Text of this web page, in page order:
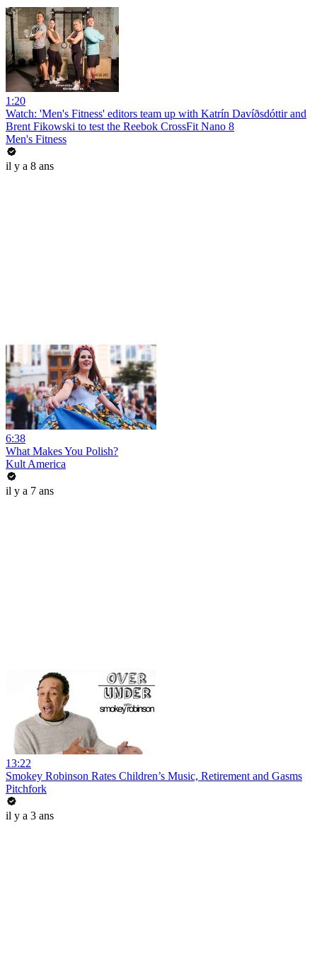
1:20
Watch: 'Men's Fitness' editors team up with Katrín Davíðsdóttir and
Brent Fikowski to test the Reebok CrossFit Nano 8
Men's Fitness
il y a 8 ans
6:38
What Makes You Polish?
Kult America
il y a 7 ans
13:22
Smokey Robinson Rates Children’s Music, Retirement and Gasms
Pitchfork
il y a 3 ans